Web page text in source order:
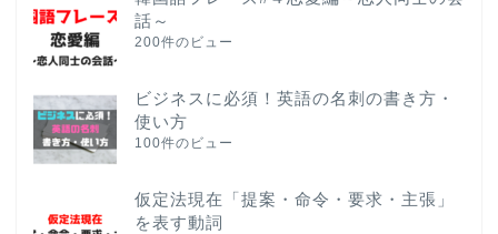
話～
200件のビュー
ビジネスに必須！英語の名刺の書き方・
使い方
100件のビュー
仮定法現在「提案・命令・要求・主張」
を表す動詞